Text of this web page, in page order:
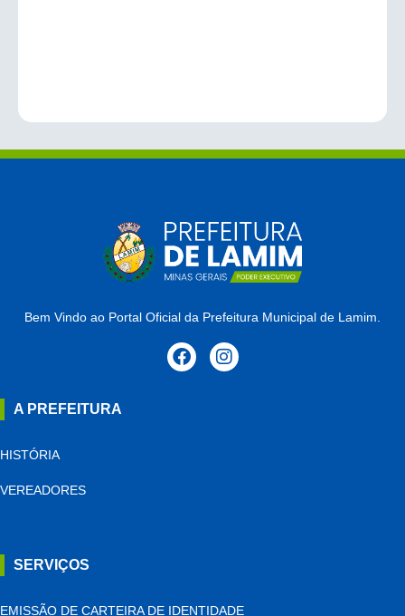
Bem Vindo ao Portal Oficial da Prefeitura Municipal de Lamim.
A PREFEITURA
HISTÓRIA
VEREADORES
SERVIÇOS
EMISSÃO DE CARTEIRA DE IDENTIDADE